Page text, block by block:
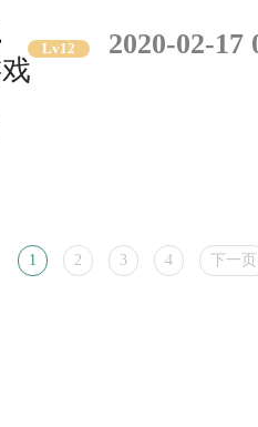
Lv12
2020-02-17
1 2 3 4 下一页